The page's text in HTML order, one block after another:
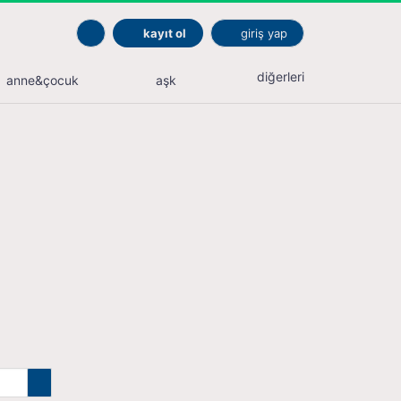
kayıt ol giriş yap
anne&çocuk aşk diğerleri